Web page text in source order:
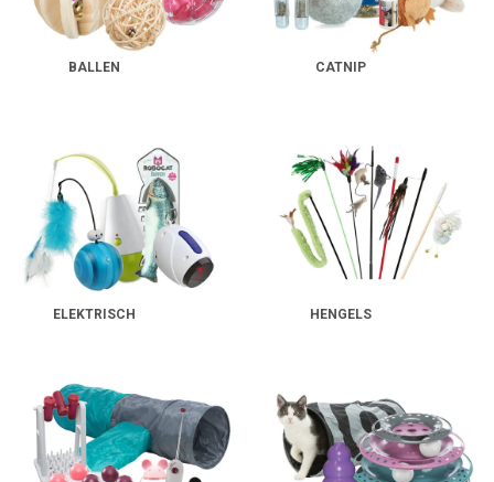
BALLEN CATNIP
ELEKTRISCH HENGELS